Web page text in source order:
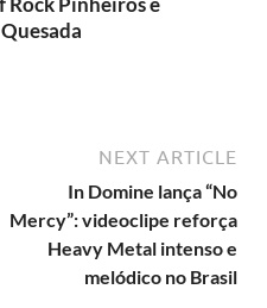
NEXT ARTICLE
In Domine lança “No
Mercy”: videoclipe reforça
Heavy Metal intenso e
melódico no Brasil